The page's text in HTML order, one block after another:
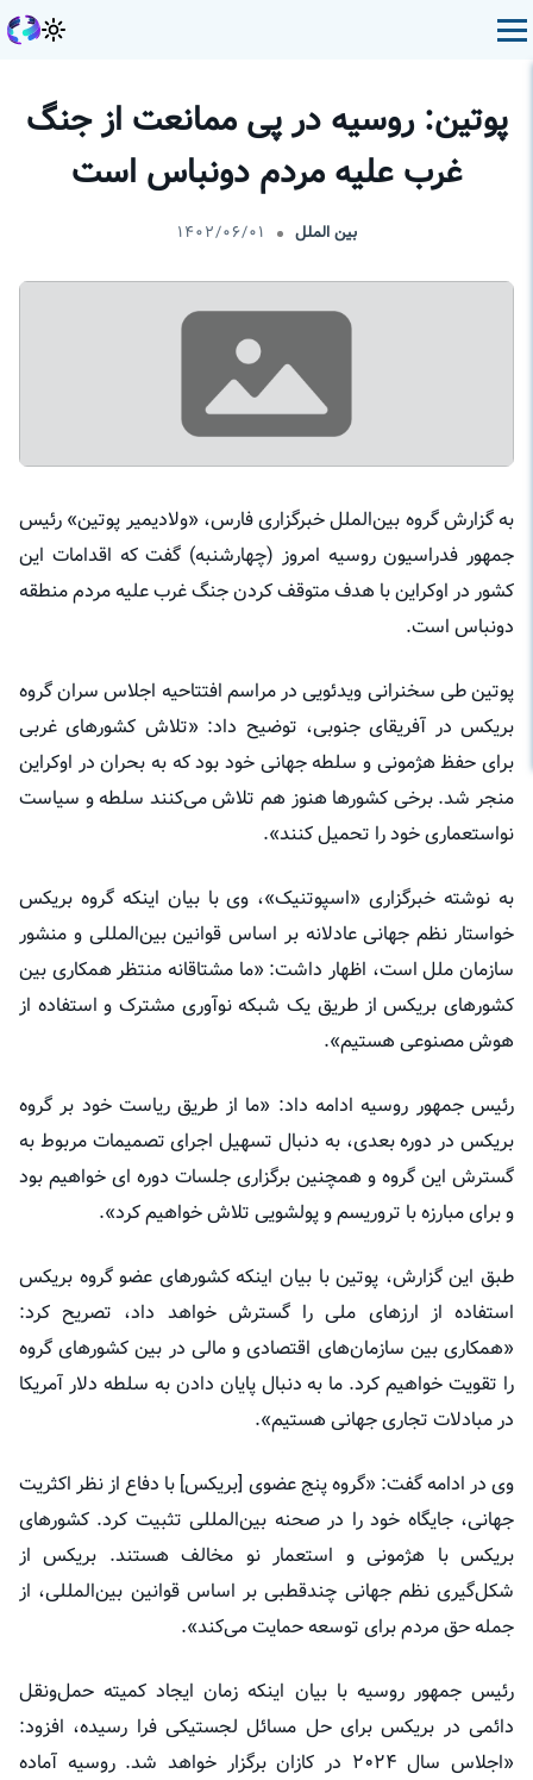
پوتین: روسیه در پی ممانعت از جنگ
غرب علیه مردم دونباس است
بین الملل ۱۴۰۲/۰۶/۰۱
به گزارش گروه بین‌الملل خبرگزاری فارس، «ولادیمیر پوتین» رئیس
جمهور فدراسیون روسیه امروز (چهارشنبه) گفت که اقدامات این
کشور در اوکراین با هدف متوقف کردن جنگ غرب علیه مردم منطقه
دونباس است.
پوتین طی سخنرانی ویدئویی در مراسم افتتاحیه اجلاس سران گروه
بریکس در آفریقای جنوبی، توضیح داد: «تلاش کشورهای غربی
برای حفظ هژمونی و سلطه جهانی خود بود که به بحران در اوکراین
منجر شد. برخی کشورها هنوز هم تلاش می‌کنند سلطه و سیاست
نواستعماری خود را تحمیل کنند».
به نوشته خبرگزاری «اسپوتنیک»، وی با بیان اینکه گروه بریکس
خواستار نظم جهانی عادلانه بر اساس قوانین بین‌المللی و منشور
سازمان ملل است، اظهار داشت: «ما مشتاقانه منتظر همکاری بین
کشورهای بریکس از طریق یک شبکه نوآوری مشترک و استفاده از
هوش مصنوعی هستیم».
رئیس جمهور روسیه ادامه داد: «ما از طریق ریاست خود بر گروه
بریکس در دوره بعدی، به دنبال تسهیل اجرای تصمیمات مربوط به
گسترش این گروه و همچنین برگزاری جلسات دوره ای خواهیم بود
و برای مبارزه با تروریسم و ​​پولشویی تلاش خواهیم کرد».
طبق این گزارش، پوتین با بیان اینکه کشورهای عضو گروه بریکس
استفاده از ارزهای ملی را گسترش خواهد داد، تصریح کرد:
«همکاری بین سازمان‌های اقتصادی و مالی در بین کشورهای گروه
را تقویت خواهیم کرد. ما به دنبال پایان دادن به سلطه دلار آمریکا
در مبادلات تجاری جهانی هستیم».
وی در ادامه گفت: «گروه پنج عضوی [بریکس] با دفاع از نظر اکثریت
جهانی، جایگاه خود را در صحنه بین‌المللی تثبیت کرد. کشورهای
بریکس با هژمونی و استعمار نو مخالف هستند. بریکس از
شکل‌گیری نظم جهانی چندقطبی بر اساس قوانین بین‌المللی، از
جمله حق مردم برای توسعه حمایت می‌کند».
رئیس جمهور روسیه با بیان اینکه زمان ایجاد کمیته حمل‌ونقل
دائمی در بریکس برای حل مسائل لجستیکی فرا رسیده، افزود:
«اجلاس سال ۲۰۲۴ در کازان برگزار خواهد شد. روسیه آماده